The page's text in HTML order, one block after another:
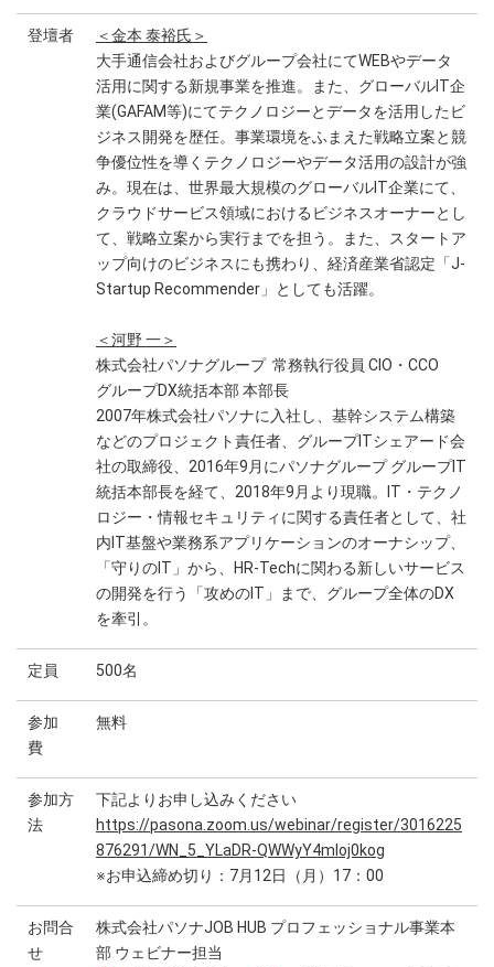
登壇者
＜金本 泰裕氏＞
大手通信会社およびグループ会社にてWEBやデータ
活用に関する新規事業を推進。また、グローバルIT企
業(GAFAM等)にてテクノロジーとデータを活用したビ
ジネス開発を歴任。事業環境をふまえた戦略立案と競
争優位性を導くテクノロジーやデータ活用の設計が強
み。現在は、世界最大規模のグローバルIT企業にて、
クラウドサービス領域におけるビジネスオーナーとし
て、戦略立案から実行までを担う。また、スタートア
ップ向けのビジネスにも携わり、経済産業省認定「J-
Startup Recommender」としても活躍。
＜河野 一＞
株式会社パソナグループ 常務執行役員 CIO・CCO
グループDX統括本部 本部長
2007年株式会社パソナに入社し、基幹システム構築
などのプロジェクト責任者、グループITシェアード会
社の取締役、2016年9月にパソナグループ グループIT
統括本部長を経て、2018年9月より現職。IT・テクノ
ロジー・情報セキュリティに関する責任者として、社
内IT基盤や業務系アプリケーションのオーナシップ、
「守りのIT」から、HR-Techに関わる新しいサービス
の開発を行う「攻めのIT」まで、グループ全体のDX
を牽引。
定員 500名
参加
費
無料
参加方
法
下記よりお申し込みください
https://pasona.zoom.us/webinar/register/3016225
876291/WN_5_YLaDR-QWWyY4mloj0kog
※お申込締め切り：7月12日（月）17：00
お問合
せ
株式会社パソナJOB HUB プロフェッショナル事業本
部 ウェビナー担当